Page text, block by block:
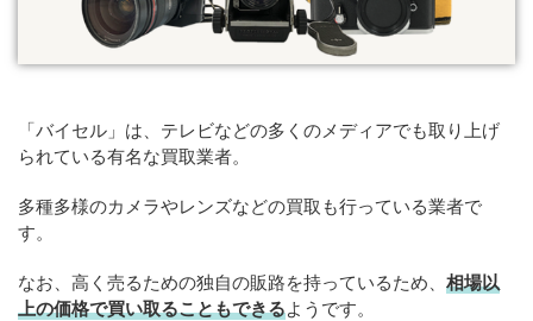
「バイセル」は、テレビなどの多くのメディアでも取り上げ
られている有名な買取業者。
多種多様のカメラやレンズなどの買取も行っている業者で
す。
なお、高く売るための独自の販路を持っているため、 相場以
上の価格で買い取ることもできるようです。